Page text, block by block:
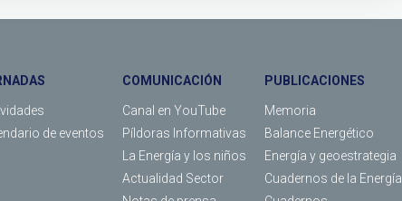
de eventos
COMUNICACIÓN
Canal en YouTube
Píldoras Informativas
La Energía y los niños
Actualidad Sector
PUBLICACIONES
Memoria
Balance Energético
Energía y geoestrategia
Cuadernos de la Energía